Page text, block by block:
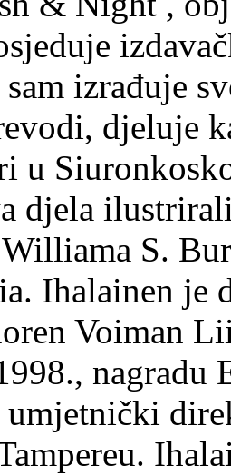
izrađuje
djeluje
u
djela
S.
Ihalainen je
Voiman
umjetnički